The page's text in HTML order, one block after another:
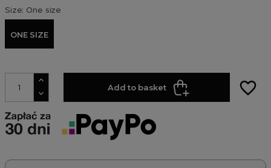
Size: One size
ONE SIZE
Add to basket favorite_border